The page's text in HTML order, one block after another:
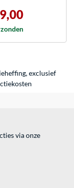
exclusief
via onze